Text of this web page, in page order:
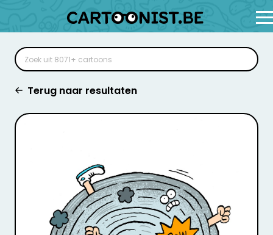
Terug naar resultaten